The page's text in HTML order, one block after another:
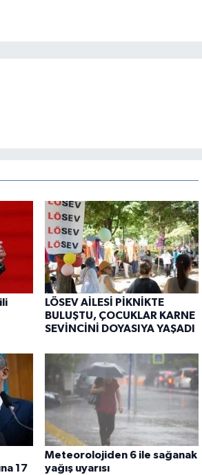
LÖSEV AİLESİ PİKNİKTE
BULUŞTU, ÇOCUKLAR KARNE
SEVİNCİNİ DOYASIYA YAŞADI
17
Meteorolojiden 6 ile sağanak
yağış uyarısı